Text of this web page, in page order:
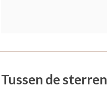
Tussen de sterren